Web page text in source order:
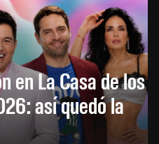
en La Casa de los
así quedó la